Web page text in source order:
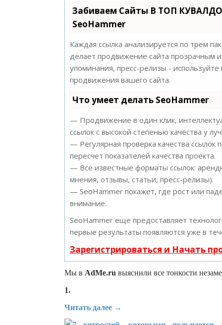
Забиваем Сайты В ТОП
SeoHammer
Каждая ссылка анализируется по трем
делает продвижение сайта прозрачным
упоминания, пресс-релизы -
продвижения вашего сайта.
Что умеет делать SeoHammer
— Продвижение в один клик,
ссылок с высокой степенью качества у
— Регулярная проверка качества
пересчет показателей качества проекта.
— Все известные форматы ссылок:
мнения, отзывы, статьи, пресс-релизы).
— SeoHammer покажет, где рост или
внимание.
SeoHammer еще предоставляет
первые результаты появляются уже в
Зарегистрироваться и Начать
Мы в AdMe.ru выяснили все тонкости
1.
Читать далее →